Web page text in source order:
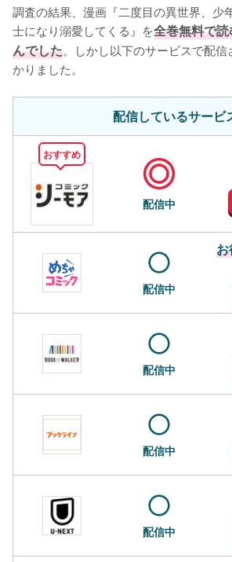
調査の結果、漫画『二度目の異世界、少
士になり溺愛してくる』を全巻無料で
んでした。しかし以下のサービスで配
かりました。
配信しているサービ
おすすめ
配信中
配信中
お
配信中
配信中
配信中